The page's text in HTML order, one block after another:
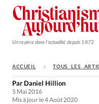
Un repère dans l'actualité depuis 1872
Monde
ACCUEIL TOUS LES
Par Daniel Hillion
5 Mai 2016
Mis à jour le 4 Août 2020